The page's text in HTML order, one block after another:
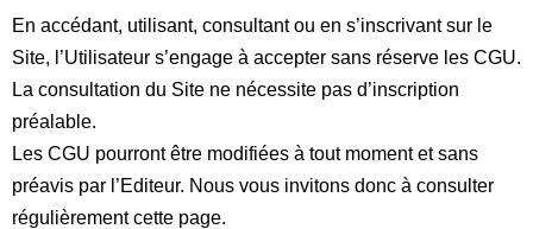
En accédant, utilisant, consultant ou en s’inscrivant sur le
Site, l’Utilisateur s’engage à accepter sans réserve les CGU.
La consultation du Site ne nécessite pas d’inscription
préalable.
Les CGU pourront être modifiées à tout moment et sans
préavis par l’Editeur. Nous vous invitons donc à consulter
régulièrement cette page.